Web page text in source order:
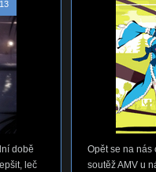
době
leč
Opět se na nás
soutěž AMV u